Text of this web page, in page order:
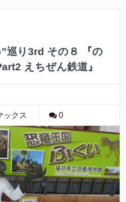
巡り3rd その８ 『の
えちぜん鉄道』
ックス 0